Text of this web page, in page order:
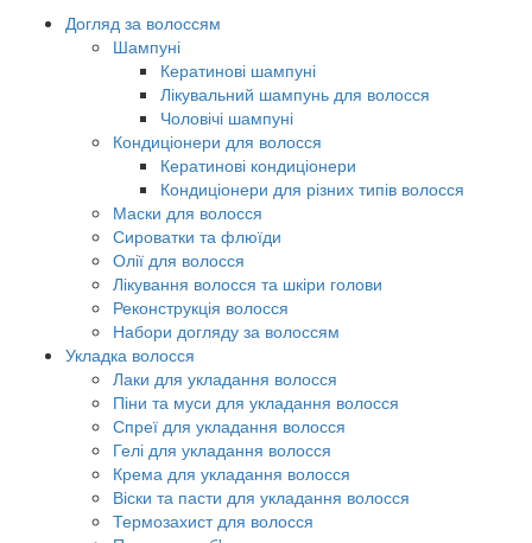
Догляд за волоссям
Шампуні
Кератинові шампуні
Лікувальний шампунь для волосся
Чоловічі шампуні
Кондиціонери для волосся
Кератинові кондиціонери
Кондиціонери для різних типів волосся
Маски для волосся
Сироватки та флюїди
Олії для волосся
Лікування волосся та шкіри голови
Реконструкція волосся
Набори догляду за волоссям
Укладка волосся
Лаки для укладання волосся
Піни та муси для укладання волосся
Спреї для укладання волосся
Гелі для укладання волосся
Крема для укладання волосся
Віски та пасти для укладання волосся
Термозахист для волосся